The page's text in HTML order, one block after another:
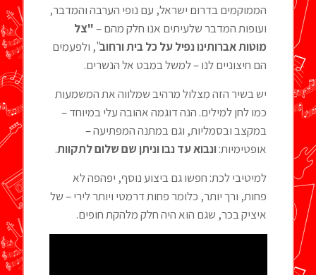
הממוקמים בדרום ישראל, עם נופי הערבה והמדבר,
ועופות המדבר שלעיתים אנו חלק מהם –"צל
מוטות אברותינו נפיל על כל בית ורחוב", ולפעמים
הם חיצוניים לנו – למשל במבט אל הנשרים.
יש בשיר הזה מִצלול מרהיב שמלווה את המשמעות
כמו לחן למילים. הנה דוגמה אהובה עלי במיוחד –
במקצב ובסמליות, וגם במתנה המפתיעה –
אופטימיות:ונבוא עד נבו וניתן שם שלום לתקוות.
למיטיבי לכת: חפשו גם ביצוע נוסף, יפהפה לא
פחות, ורך יותר, כלומר פחות דרמטי ויותר לירי – של
איציק בכר, שגם הוא היה חלק מלהקת חופים.